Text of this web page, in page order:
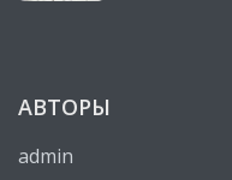
АВТОРЫ
admin